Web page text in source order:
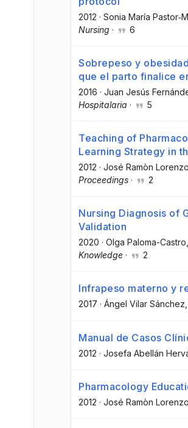
2012 · Sonia María
Nursing · 6
Sobrepeso y
que el parto finalice
2016 · Juan Jesús
Hospitalaria · 5
Teaching of
Learning Strategy in
2012 · José Ramòn
Proceedings · 2
Nursing Diagnosis of
Validation
2020 · Olga Paloma-Castro
Knowledge · 2
Infrapeso materno y
2017 · Ángel Vilar Sánchez
Manual de Casos
2012 · Josefa Abellán
Pharmacology
2012 · José Ramòn